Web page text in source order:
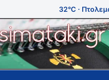
32°C ·